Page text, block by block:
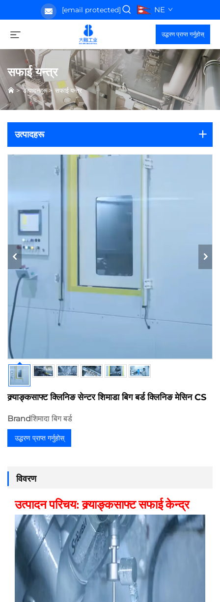
[email protected] NE
उद्धरण प्राप्त गर्नुहोस्
सफाई यन्त्र
>उत्पादनहरू>सफाई यन्त्र
उत्पादहरू
क्र्याङ्कसाफ्ट क्लिनिङ सेन्टर शिमाडा बिग बर्ड क्लिनिङ मेसिन CS
Brandशिमादा बिग बर्ड
उद्धरण प्राप्त गर्नुहोस्
विवरण
उत्पादन परिचय:क्र्याङ्कसाफ्ट सफाई केन्द्र